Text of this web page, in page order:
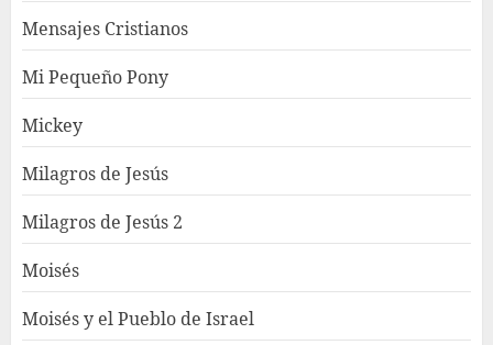
Mensajes Cristianos
Mi Pequeño Pony
Mickey
Milagros de Jesús
Milagros de Jesús 2
Moisés
Moisés y el Pueblo de Israel